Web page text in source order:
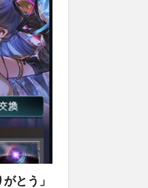
とう」